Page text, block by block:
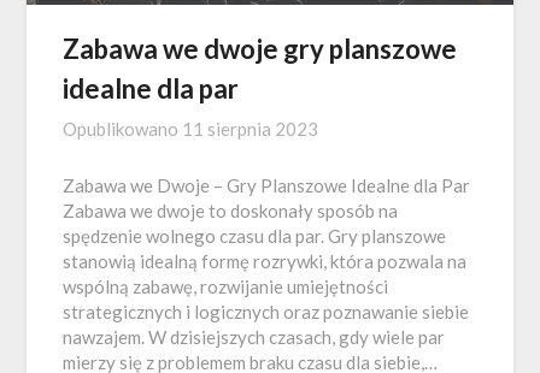
Zabawa we dwoje gry planszowe
idealne dla par
Opublikowano 11 sierpnia 2023
Zabawa we Dwoje – Gry Planszowe Idealne dla Par
Zabawa we dwoje to doskonały sposób na
spędzenie wolnego czasu dla par. Gry planszowe
stanowią idealną formę rozrywki, która pozwala na
wspólną zabawę, rozwijanie umiejętności
strategicznych i logicznych oraz poznawanie siebie
nawzajem. W dzisiejszych czasach, gdy wiele par
mierzy się z problemem braku czasu dla siebie,…